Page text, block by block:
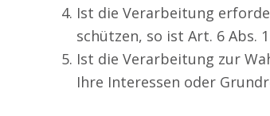
Ist die Verarbeitung
schützen, so ist Art. 6 Abs.
Ist die Verarbeitung zur
Ihre Interessen oder